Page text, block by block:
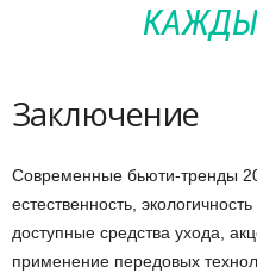
Заключение
Современные бьюти-тренды
естественность,
доступные средства ухода,
применение передовых